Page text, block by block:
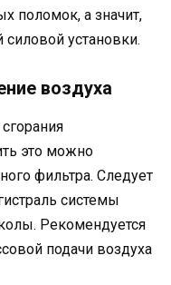
поломок, а значит,
установки.
воздуха
это можно
фильтра. Следует
системы
Рекомендуется
подачи воздуха